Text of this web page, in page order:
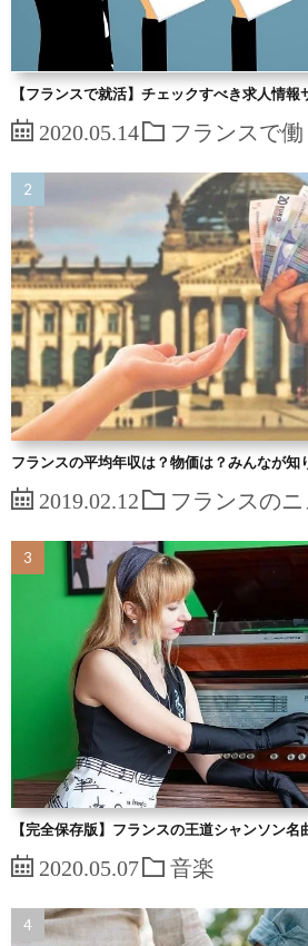
【フランスで就活】チェックすべき求人情報
2020.05.14 フランスで働
フランスの平均年収は？物価は？みんなが知
2019.02.12 フランスのニ
【完全保存版】フランスの王道シャンソン名
2020.05.07 音楽